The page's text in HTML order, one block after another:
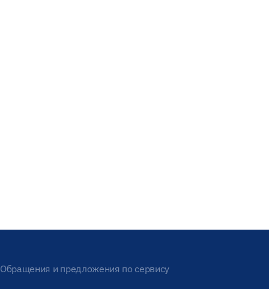
Обращения и предложения по сервису